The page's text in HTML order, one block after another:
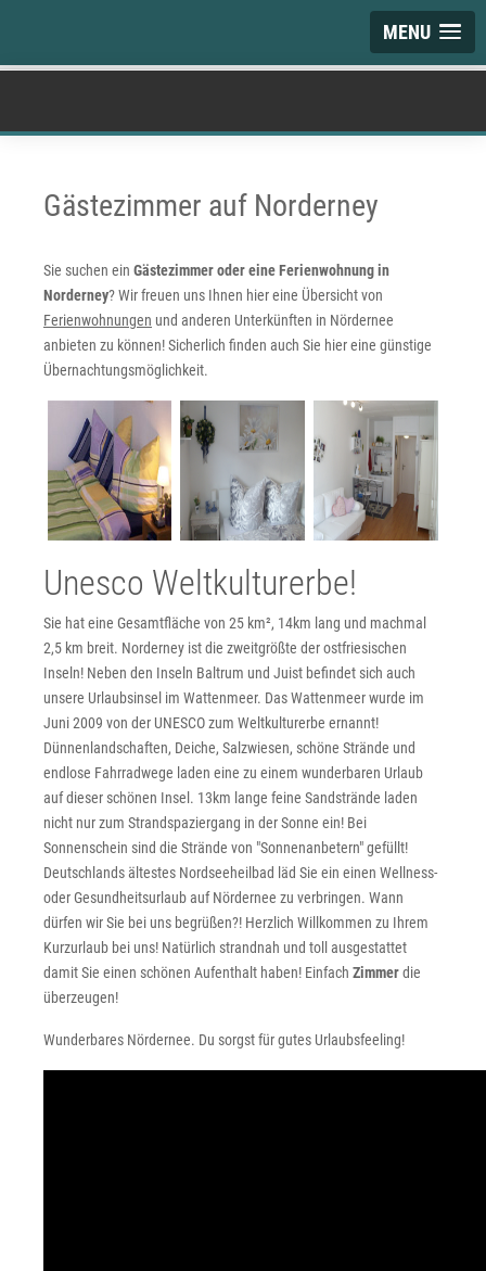
MENU
Gästezimmer auf Norderney
Sie suchen ein Gästezimmer oder eine Ferienwohnung in
Norderney? Wir freuen uns Ihnen hier eine Übersicht von
Ferienwohnungen und anderen Unterkünften in Nördernee
anbieten zu können! Sicherlich finden auch Sie hier eine günstige
Übernachtungsmöglichkeit.
Unesco Weltkulturerbe!
Sie hat eine Gesamtfläche von 25 km², 14km lang und machmal
2,5 km breit. Norderney ist die zweitgrößte der ostfriesischen
Inseln! Neben den Inseln Baltrum und Juist befindet sich auch
unsere Urlaubsinsel im Wattenmeer. Das Wattenmeer wurde im
Juni 2009 von der UNESCO zum Weltkulturerbe ernannt!
Dünnenlandschaften, Deiche, Salzwiesen, schöne Strände und
endlose Fahrradwege laden eine zu einem wunderbaren Urlaub
auf dieser schönen Insel. 13km lange feine Sandstrände laden
nicht nur zum Strandspaziergang in der Sonne ein! Bei
Sonnenschein sind die Strände von "Sonnenanbetern" gefüllt!
Deutschlands ältestes Nordseeheilbad läd Sie ein einen Wellness-
oder Gesundheitsurlaub auf Nördernee zu verbringen. Wann
dürfen wir Sie bei uns begrüßen?! Herzlich Willkommen zu Ihrem
Kurzurlaub bei uns! Natürlich strandnah und toll ausgestattet
damit Sie einen schönen Aufenthalt haben! Einfach Zimmerdie
überzeugen!
Wunderbares Nördernee. Du sorgst für gutes Urlaubsfeeling!